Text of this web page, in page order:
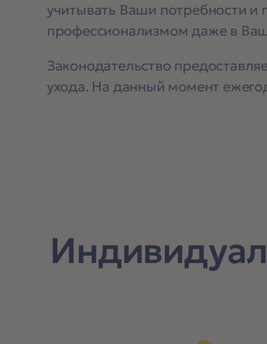
учитывать Ваши потребности
профессионализмом даже в
Законодательство
ухода. На данный момент